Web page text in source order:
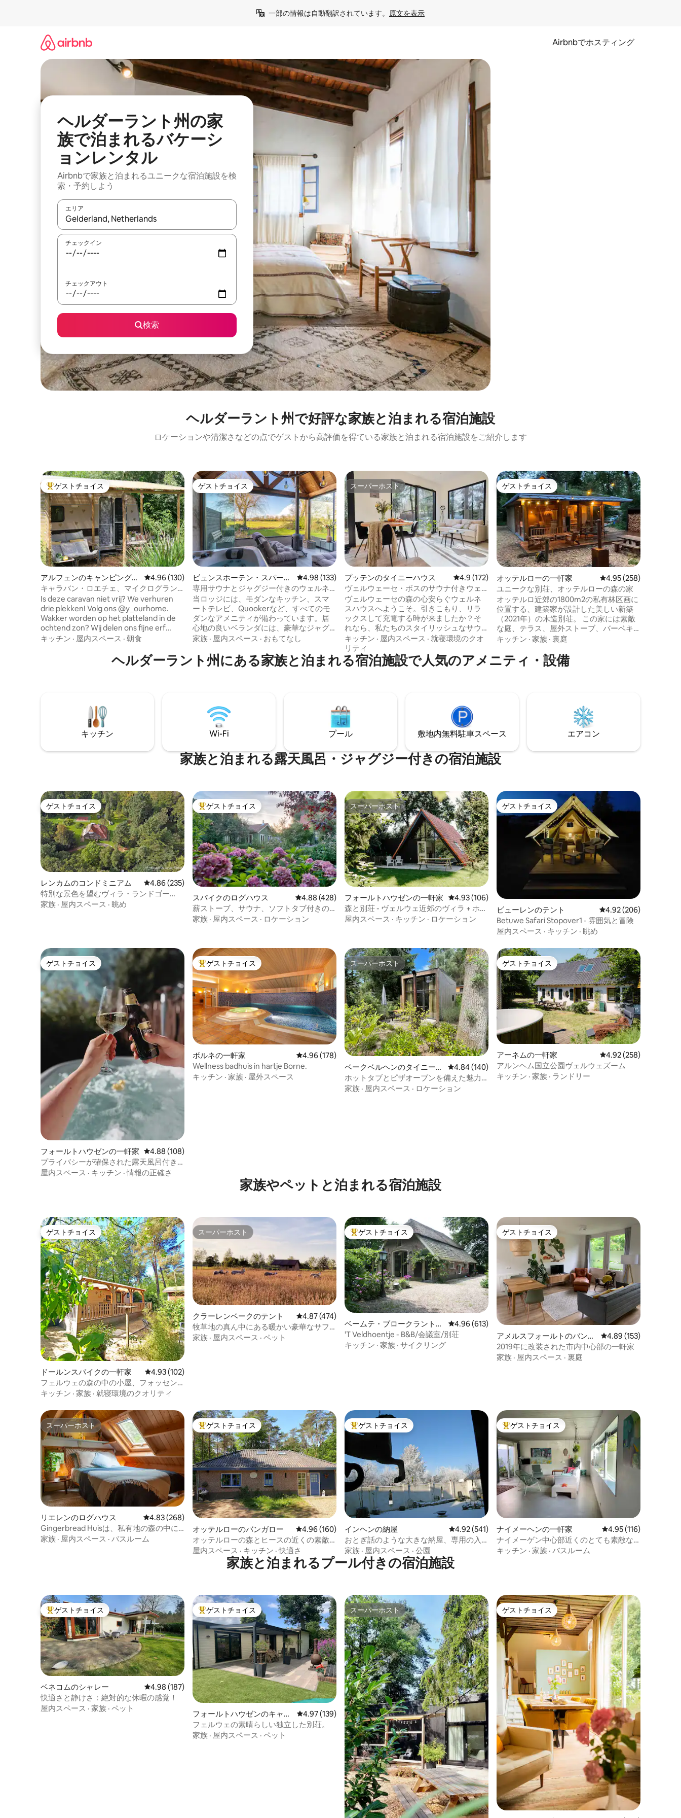
一部の情報は自動翻訳されています。 原文を表示
Airbnbでホスティング
ヘルダーラント州の家
族で泊まれるバケーシ
ョンレンタル
Airbnbで家族と泊まれるユニークな宿泊施設を検
索・予約しよう
エリア
検索結果が表示されたら、上下の矢印キーを使って移動するか、画面をタッチまたはスワイプして検索結果を確認することができます。
チェックイン
チェックアウト
検索
ヘルダーラント州で好評な家族と泊まれる宿泊施設
ロケーションや清潔さなどの点でゲストから高評価を得ている家族と泊まれる宿泊施設をご紹介します
大好評のゲストチョイスです。
ゲストチョイス
アルフェンのキャンピングカ
ー・RV
レビュー130件、5つ星中4.96つ星の平均評価
4.96 (130)
キャラバン・ロエチェ、マイクログラン
ピング・リバーエリア。
Is deze caravan niet vrij? We verhuren
drie plekken! Volg ons @y_ourhome.
Wakker worden op het platteland in de
ochtend zon? Wij delen ons fijne erf
graag met jou. Op ons erf vind je dieren,
omgeving leent zich perfect voor
recreatie langs dijken, rivieren en
maar alles wat je nodig hebt is aanwezig.
キッチン · 屋内スペース · 朝食
ゲストチョイス
ゲストチョイス
ビュンスホーテン・スパーケ
ンブルフのログハウス
レビュー133件、5つ星中4.98つ星の平均評価
4.98 (133)
専用サウナとジャグジー付きのウェルネ
スロッジ
当ロッジには、モダンなキッチン、スマ
ートテレビ、Quookerなど、すべてのモ
ダンなアメニティが備わっています。居
心地の良いベランダには、豪華なジャグ
ジーと薪ストーブが完備されています。
ない景色を備えたロッジは、フェンスで
ファームハウスと完全に隔てられてお
に美しい街の草原を一望できます。リク
エストに応じて美味しい朝食をご用意し
ております。
家族 · 屋内スペース · おもてなし
スーパーホスト
スーパーホスト
プッテンのタイニーハウス レビュー172件、5つ星中4.9つ星の平均評価
4.9 (172)
ヴェルウェーセ・ボスのサウナ付きウェ
ルネスキャビン
ヴェルウェーセの森の心安らぐウェルネ
スハウスへようこそ。引きこもり、リラ
ックスして充電する時が来ましたか？そ
れなら、私たちのスタイリッシュなサウ
ナ付きウェルネスキャビンがあなたにぴ
ったりです！ 温かいお風呂にゆっくりと
横になって、完全にリラックスしてくだ
さい。赤外線サウナを利用して充電した
ょう。森はあなたの足元にあります。自
分にそれを与えてください。
キッチン · 屋内スペース · 就寝環境のクオ
リティ
ゲストチョイス
ゲストチョイス
オッテルローの一軒家 レビュー258件、5つ
4.95 (258)
ユニークな別荘、オッテルローの森の家
オッテルロ近郊の1800m2の私有林区画に
位置する、建築家が設計した美しい新築
（2021年）の木造別荘。 この家には素敵
な庭、テラス、屋外ストーブ、バーベキ
ュー、ホットタブ（ジャグジーではあり
ブ、オープンキッチン、寝室、広々とし
たバスルームがあります。 2階はリビング
ー・ミュラー美術館の近くにあります。
キッチン · 家族 · 裏庭
ヘルダーラント州にある家族と泊まれる宿泊施設で人気のアメニティ・設備
キッチン Wi-Fi プール 敷地内無料駐⁠車ス⁠ペ⁠ー⁠ス エアコン
家族と泊まれる露天風呂・ジャグジー付きの宿泊施設
ゲストチョイス
ゲストチョイス
レンカムのコンドミニアム レビュー235件、5つ星中4.86つ星の平均評価
4.86 (235)
特別な景色を望むヴィラ・ランドゴー
ド・クワドノール。
家族 · 屋内スペース · 眺め
大好評のゲストチョイスです。
ゲストチョイス
スパイクのログハウス レビュー428件、5つ星中4.88つ星の平均評価
4.88 (428)
薪ストーブ、サウナ、ソフトタブ付きの
魅力的なガーデンハウス
家族 · 屋内スペース · ロケーション
スーパーホスト
スーパーホスト
フォールトハウゼンの一軒家 レビュー106件、5つ星中4.93つ星の平均評価
4.93 (106)
森と別荘 - ヴェルウェ近郊のヴィラ + ホッ
トタブ
屋内スペース · キッチン · ロケーション
ゲストチョイス
ゲストチョイス
ビューレンのテント レビュー206件、5つ星
4.92 (206)
Betuwe Safari Stopover1 - 雰囲気と冒険
屋内スペース · キッチン · 眺め
ゲストチョイス
ゲストチョイス
フォールトハウゼンの一軒家 レビュー108件、5つ星中4.88つ星の平均評価
4.88 (108)
プライバシーが確保された露天風呂付き
森林小屋 – OudVeluwe
屋内スペース · キッチン ·情報の正確さ
大好評のゲストチョイスです。
ゲストチョイス
ボルネの一軒家 レビュー178件、5つ星中4.96つ星の平均評価
4.96 (178)
Wellness badhuis in hartje Borne.
キッチン · 家族 · 屋外スペース
スーパーホスト
スーパーホスト
ベークベルヘンのタイニーハ
ウス
レビュー140件、5つ星中4.84つ星の平均評価
4.84 (140)
ホットタブとピザオーブンを備えた魅力
的なタイニーハウス
家族 · 屋内スペース · ロケーション
ゲストチョイス
ゲストチョイス
アーネムの一軒家 レビュー258件、5つ
4.92 (258)
アルンヘム国立公園ヴェルウェズーム
キッチン · 家族 · ランドリー
家族やペットと泊まれる宿泊施設
ゲストチョイス
ゲストチョイス
ドールンスパイクの一軒家 レビュー102件、5つ星中4.93つ星の平均評価
4.93 (102)
フェルウェの森の中の小屋、フォッセン
ネスト！
キッチン · 家族 · 就寝環境のクオリティ
スーパーホスト
スーパーホスト
クラーレンベークのテント レビュー474件、5つ星中4.87つ星の平均評価
4.87 (474)
牧草地の真ん中にある暖かい豪華なサフ
ァリテント。
家族 · 屋内スペース · ペット
大好評のゲストチョイスです。
ゲストチョイス
ベームテ・ブロークラントの
離れ
レビュー613件、5つ星中4.96つ星の平均評価
4.96 (613)
'T Veldhoentje - B&B/会議室/別荘
キッチン · 家族 · サイクリング
ゲストチョイス
ゲストチョイス
アメルスフォールトのバンガ
ロー
レビュー153件、5つ
4.89 (153)
2019年に改装された市内中心部の一軒家
家族 · 屋内スペース · 裏庭
スーパーホスト
スーパーホスト
リエレンのログハウス レビュー268件、5つ星中4.83つ星の平均評価
4.83 (268)
Gingerbread Huisは、私有地の森の中に
ある素晴らしいキャビンです。
家族 · 屋内スペース · バスルーム
大好評のゲストチョイスです。
ゲストチョイス
オッテルローのバンガロー レビュー160件、5つ星中4.96つ星の平均評価
4.96 (160)
オッテルローの森とヒースの近くの素敵
な家
屋内スペース · キッチン ·快適さ
大好評のゲストチョイスです。
ゲストチョイス
インヘンの納屋 レビュー541件、5つ星中4.92つ星の平均評価
4.92 (541)
おとぎ話のような大きな納屋、専用の入
り口。
家族 · 屋内スペース · 公園
大好評のゲストチョイスです。
ゲストチョイス
ナイメーヘンの一軒家 レビュー116件、5つ
4.95 (116)
ナイメーゲン中心部近くのとても素敵な
ワンルーム
キッチン · 家族 · バスルーム
家族と泊まれるプール付きの宿泊施設
大好評のゲストチョイスです。
ゲストチョイス
ベネコムのシャレー レビュー187件、5つ星中4.98つ星の平均評価
4.98 (187)
快適さと静けさ：絶対的な休暇の感覚！
屋内スペース · 家族 · ペット
大好評のゲストチョイスです。
ゲストチョイス
フォールトハウゼンのキャン
プ場
レビュー139件、5つ星中4.97つ星の平均評価
4.97 (139)
フェルウェの素晴らしい独立した別荘。
家族 · 屋内スペース · ペット
スーパーホスト
スーパーホスト ゲストチョイス
ゲストチョイス